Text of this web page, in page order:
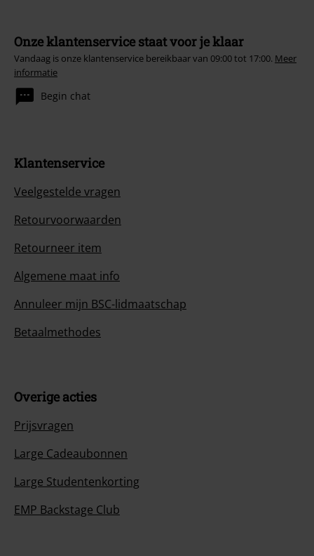
Onze klantenservice staat voor je klaar
Vandaag is onze klantenservice bereikbaar van 09:00 tot 17:00. Meer
informatie
Begin chat
Klantenservice
Veelgestelde vragen
Retourvoorwaarden
Retourneer item
Algemene maat info
Annuleer mijn BSC-lidmaatschap
Betaalmethodes
Overige acties
Prijsvragen
Large Cadeaubonnen
Large Studentenkorting
EMP Backstage Club